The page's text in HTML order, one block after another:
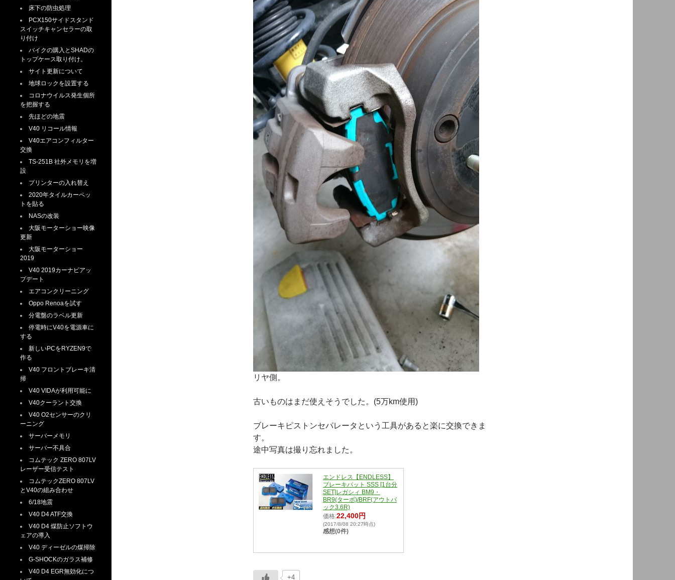
リヤ側。
古いものはまだ使えそうでした。(5万km使用)
ブレーキピストンセパレータという工具があると楽に交換できま
す。
途中写真は撮り忘れました。
エンドレス【ENDLESS】
ブレーキパット SSS [1台分
SET]レガシィ BM9・
BR9(ターボ)/BRF(アウトバ
ック3.6R)
価格:22,400円
(2017/8/08 20:27時点)
感想(0件)
+4
床下の防虫処理
PCX150サイドスタンド
スイッチキャンセラーの取
り付け
バイクの購入とSHADの
トップケース取り付け。
サイト更新について
地球ロックを設置する
コロナウイルス発生個所
を把握する
先ほどの地震
V40 リコール情報
V40エアコンフィルター
交換
TS-251B 社外メモリを増
設
プリンターの入れ替え
2020年タイルカーペッ
トを貼る
NASの改装
大阪モーターショー映像
更新
大阪モーターショー
2019
V40 2019カーナビアッ
プデート
エアコンクリーニング
Oppo Renoaを試す
分電盤のラベル更新
停電時にV40を電源車に
する
新しいPCをRYZEN9で
作る
V40 フロントブレーキ清
掃
V40 VIDAが利用可能に
V40クーラント交換
V40 O2センサーのクリ
ーニング
サーバーメモリ
サーバー不具合
コムテック ZERO 807LV
レーザー受信テスト
コムテックZERO 807LV
とV40の組み合わせ
6/18地震
V40 D4 ATF交換
V40 D4 煤防止ソフトウ
ェアの導入
V40 ディーゼルの煤掃除
G-SHOCKのガラス補修
V40 D4 EGR無効化につ